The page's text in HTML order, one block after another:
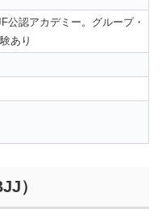
公認アカデミー。グループ・
あり
）